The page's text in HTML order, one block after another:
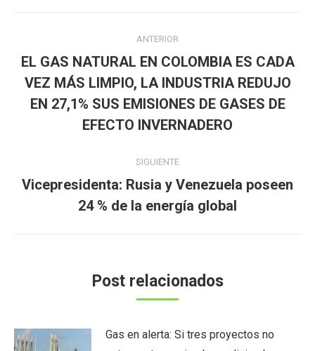
entre
publicaciones
ANTERIOR
Publicación
anterior:
EL GAS NATURAL EN COLOMBIA ES CADA
VEZ MÁS LIMPIO, LA INDUSTRIA REDUJO
EN 27,1% SUS EMISIONES DE GASES DE
EFECTO INVERNADERO
SIGUIENTE
Publicación
siguiente:
Vicepresidenta: Rusia y Venezuela poseen
24 % de la energía global
Post relacionados
Gas en alerta: Si tres proyectos no